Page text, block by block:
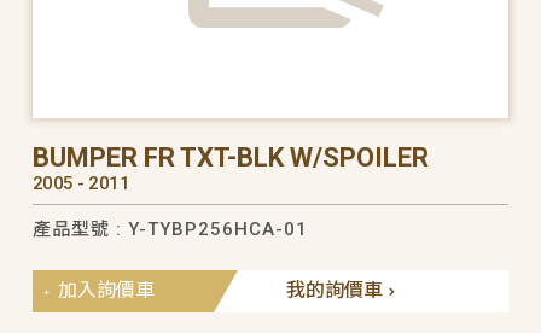
BUMPER FR TXT-BLK W/SPOILER
2005 - 2011
產品型號 : Y-TYBP256HCA-01
我的詢價車
加入詢價車